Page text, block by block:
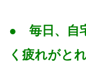
● 毎日、自
く疲れがと